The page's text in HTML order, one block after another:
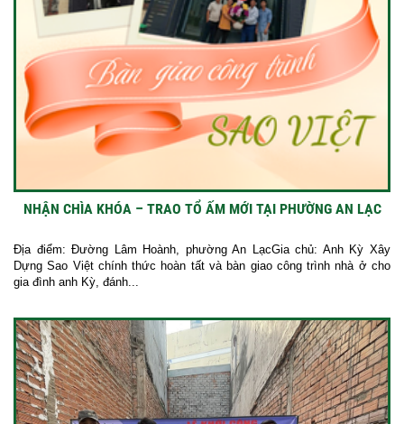
NHẬN CHÌA KHÓA – TRAO TỔ ẤM MỚI TẠI PHƯỜNG AN LẠC
Địa điểm: Đường Lâm Hoành, phường An LạcGia chủ: Anh Kỳ Xây
Dựng Sao Việt chính thức hoàn tất và bàn giao công trình nhà ở cho
gia đình anh Kỳ, đánh...